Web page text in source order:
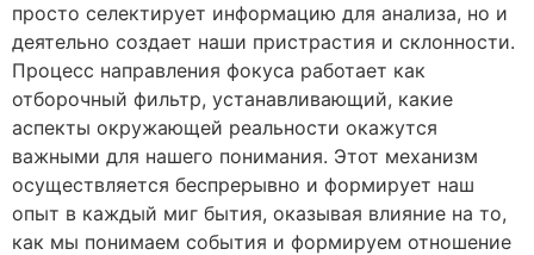
просто селектирует информацию для анализа, но и
деятельно создает наши пристрастия и склонности.
Процесс направления фокуса работает как
отборочный фильтр, устанавливающий, какие
аспекты окружающей реальности окажутся
важными для нашего понимания. Этот механизм
осуществляется беспрерывно и формирует наш
опыт в каждый миг бытия, оказывая влияние на то,
как мы понимаем события и формируем отношение